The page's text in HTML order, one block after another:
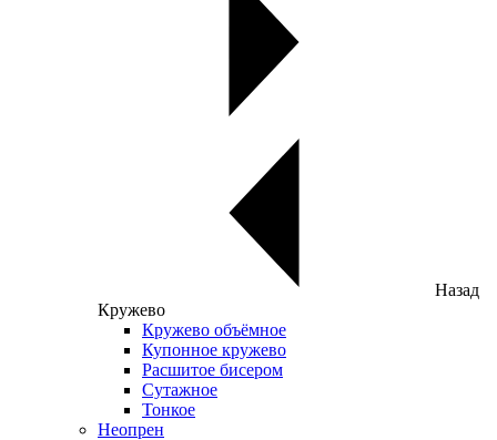
Назад
Кружево
Кружево объёмное
Купонное кружево
Расшитое бисером
Сутажное
Тонкое
Неопрен